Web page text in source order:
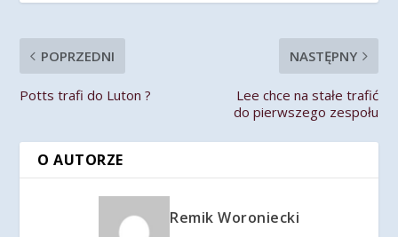
POPRZEDNI
Potts trafi do Luton ?
NASTĘPNY
Lee chce na stałe trafić
do pierwszego zespołu
O AUTORZE
Remik Woroniecki